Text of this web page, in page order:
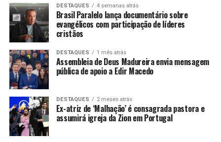
DESTAQUES 4 semanas atrás
Brasil Paralelo lança documentário sobre
evangélicos com participação de líderes
cristãos
DESTAQUES 1 mês atrás
Assembleia de Deus Madureira envia mensagem
pública de apoio a Edir Macedo
DESTAQUES 2 meses atrás
Ex-atriz de ‘Malhação’ é consagrada pastora e
assumirá igreja da Zion em Portugal